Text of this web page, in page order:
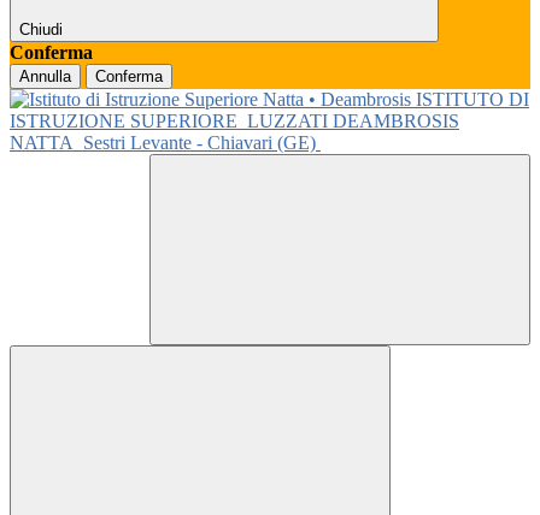
Chiudi
Conferma
Annulla Conferma
ISTITUTO DI
ISTRUZIONE SUPERIORE LUZZATI DEAMBROSIS
NATTA
Sestri Levante - Chiavari (GE)